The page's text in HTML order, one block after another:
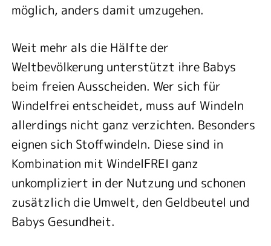
möglich, anders damit umzugehen.
Weit mehr als die Hälfte der
Weltbevölkerung unterstützt ihre Babys
beim freien Ausscheiden. Wer sich für
Windelfrei entscheidet, muss auf Windeln
allerdings nicht ganz verzichten. Besonders
eignen sich Stoffwindeln. Diese sind in
Kombination mit WindelFREI ganz
unkompliziert in der Nutzung und schonen
zusätzlich die Umwelt, den Geldbeutel und
Babys Gesundheit.